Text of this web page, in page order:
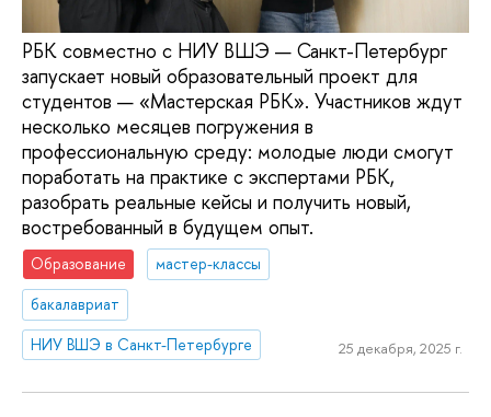
РБК совместно с НИУ ВШЭ — Санкт-Петербург
запускает новый образовательный проект для
студентов — «Мастерская РБК». Участников ждут
несколько месяцев погружения в
профессиональную среду: молодые люди смогут
поработать на практике с экспертами РБК,
разобрать реальные кейсы и получить новый,
востребованный в будущем опыт.
Образование
мастер-классы
бакалавриат
НИУ ВШЭ в Санкт-Петербурге
25 декабря, 2025 г.